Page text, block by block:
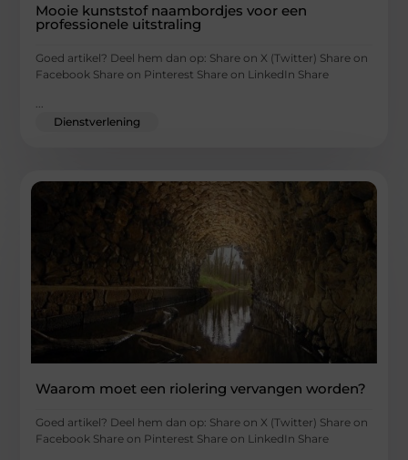
Mooie kunststof naambordjes voor een
professionele uitstraling
Goed artikel? Deel hem dan op: Share on X (Twitter) Share on
Facebook Share on Pinterest Share on LinkedIn Share
...
Dienstverlening
Waarom moet een riolering vervangen worden?
Goed artikel? Deel hem dan op: Share on X (Twitter) Share on
Facebook Share on Pinterest Share on LinkedIn Share